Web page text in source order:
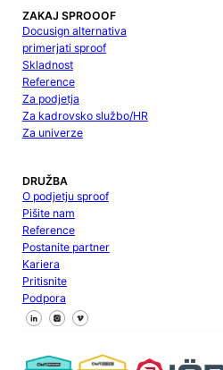
ZAKAJ SPROOOF
Docusign alternativa
primerjati sproof
Skladnost
Reference
Za podjetja
Za kadrovsko službo/HR
Za univerze
DRUŽBA
O podjetju sproof
Pišite nam
Reference
Postanite partner
Kariera
Pritisnite
Podpora
Sledite nam na Facebooku
Sledite nam na X
Sledite nam na LinkedInu